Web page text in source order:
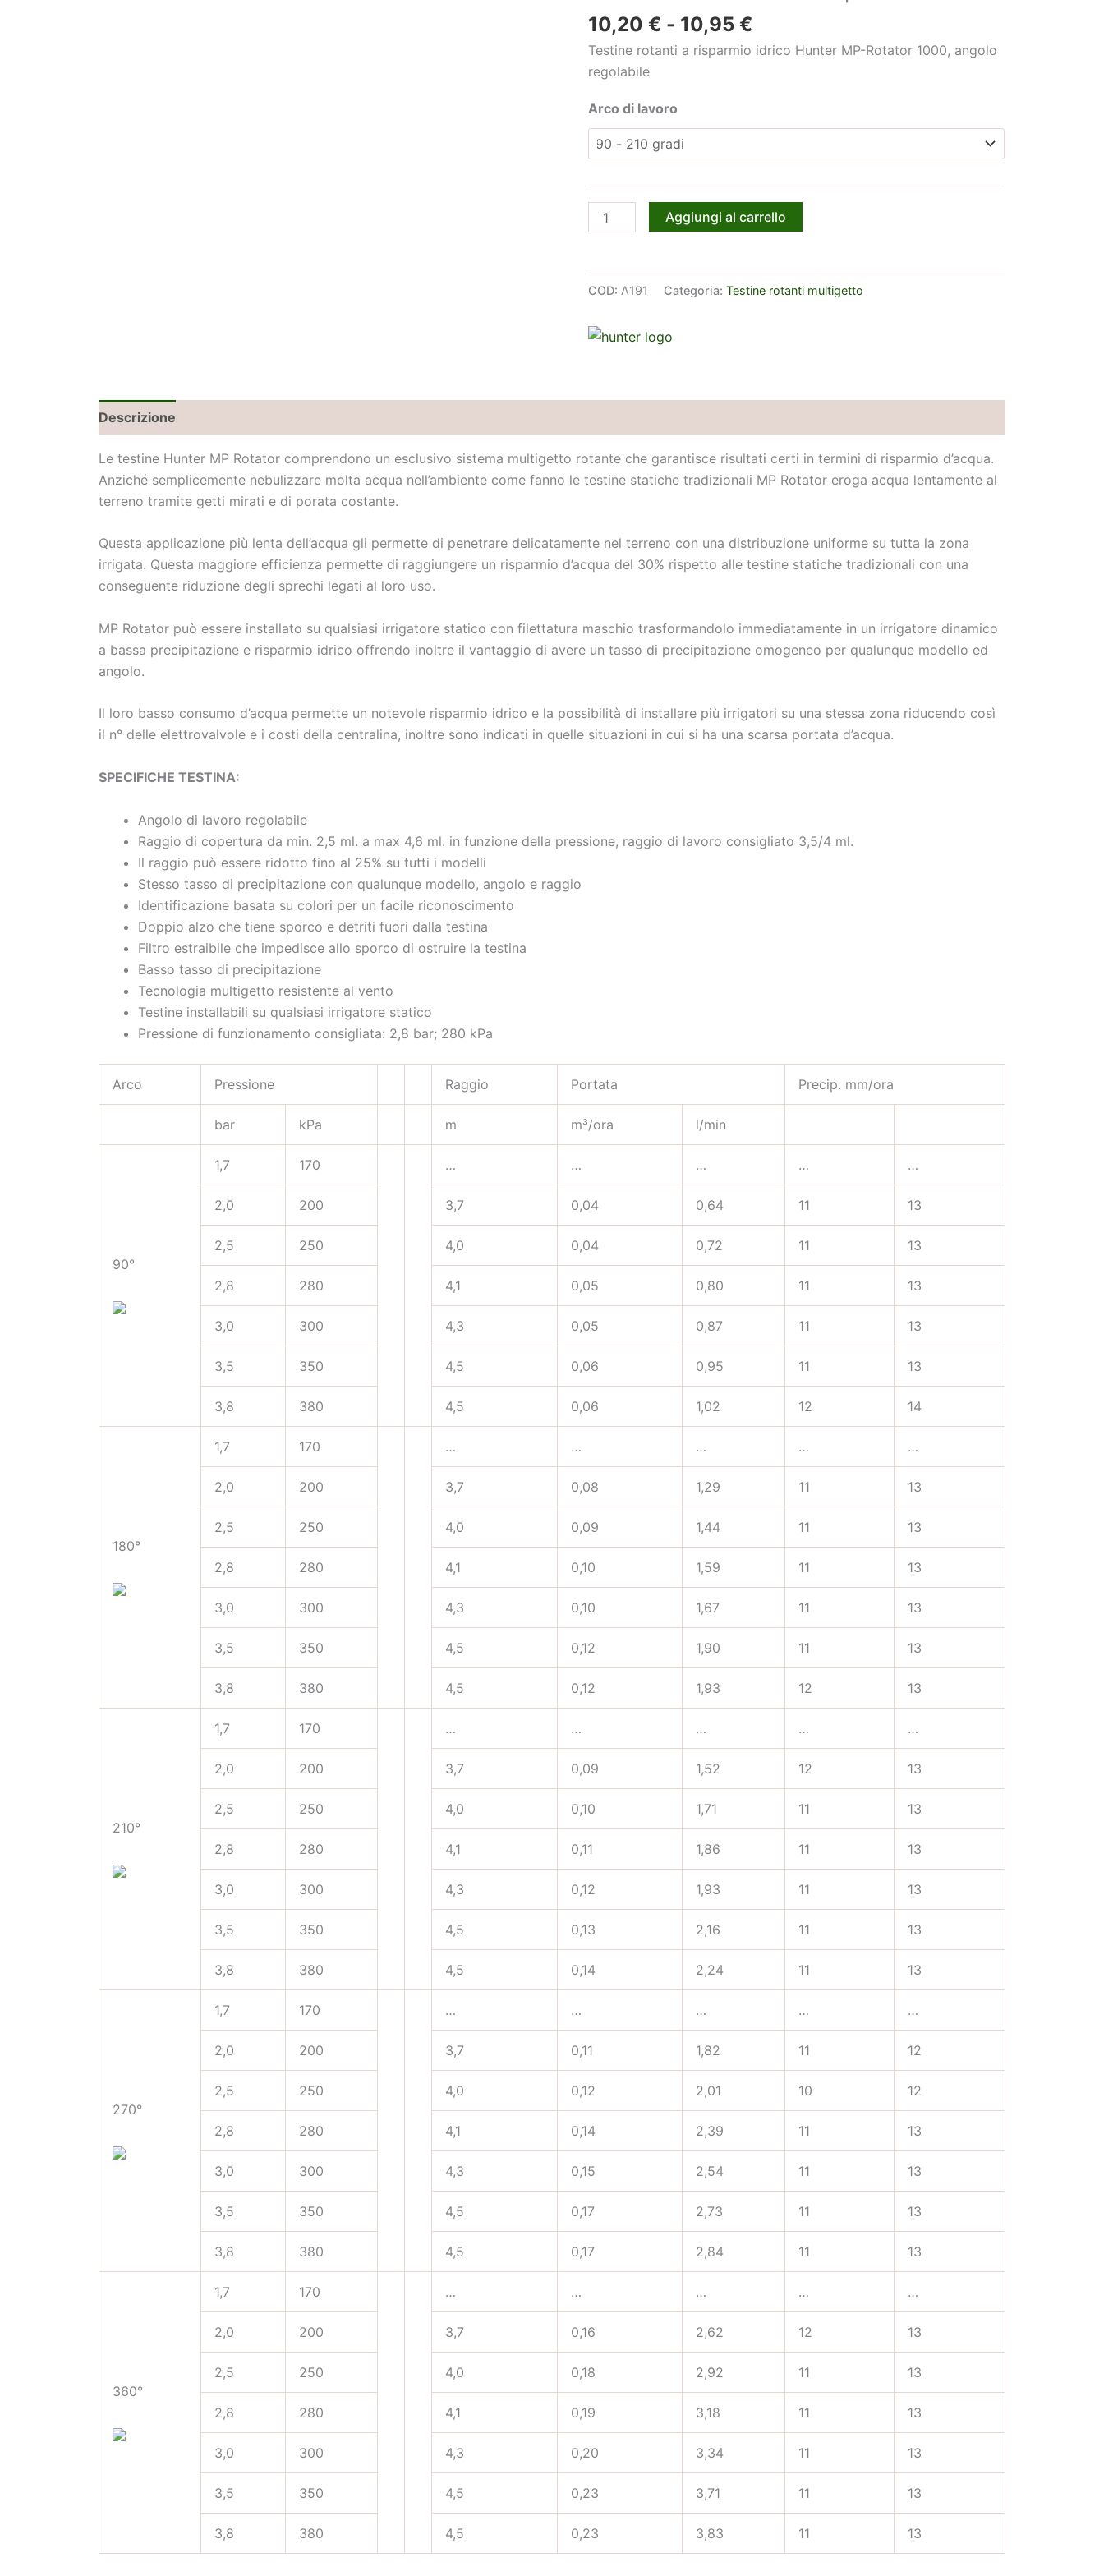
10,20€ - 10,95€
di
a
Testine rotanti a risparmio idrico Hunter MP-Rotator 1000, angolo
regolabile
Arco di lavoro
Testina
Rotante
Mp-
Rotator
quantità
Aggiungi al carrello
COD:A191 Categoria:Testine rotanti multigetto
Descrizione
Le testine Hunter MP Rotator comprendono un esclusivo sistema multigetto rotante che garantisce risultati certi in termini di risparmio d’acqua.
Anziché semplicemente nebulizzare molta acqua nell’ambiente come fanno le testine statiche tradizionali MP Rotator eroga acqua lentamente al
terreno tramite getti mirati e di porata costante.
Questa applicazione più lenta dell’acqua gli permette di penetrare delicatamente nel terreno con una distribuzione uniforme su tutta la zona
irrigata. Questa maggiore efficienza permette di raggiungere un risparmio d’acqua del 30% rispetto alle testine statiche tradizionali con una
conseguente riduzione degli sprechi legati al loro uso.
MP Rotator può essere installato su qualsiasi irrigatore statico con filettatura maschio trasformandolo immediatamente in un irrigatore dinamico
a bassa precipitazione e risparmio idrico offrendo inoltre il vantaggio di avere un tasso di precipitazione omogeneo per qualunque modello ed
angolo.
Il loro basso consumo d’acqua permette un notevole risparmio idrico e la possibilità di installare più irrigatori su una stessa zona riducendo così
il n° delle elettrovalvole e i costi della centralina, inoltre sono indicati in quelle situazioni in cui si ha una scarsa portata d’acqua.
SPECIFICHE TESTINA:
Angolo di lavoro regolabile
Raggio di copertura da min. 2,5 ml. a max 4,6 ml. in funzione della pressione, raggio di lavoro consigliato 3,5/4 ml.
Il raggio può essere ridotto fino al 25% su tutti i modelli
Stesso tasso di precipitazione con qualunque modello, angolo e raggio
Identificazione basata su colori per un facile riconoscimento
Doppio alzo che tiene sporco e detriti fuori dalla testina
Filtro estraibile che impedisce allo sporco di ostruire la testina
Basso tasso di precipitazione
Tecnologia multigetto resistente al vento
Testine installabili su qualsiasi irrigatore statico
Pressione di funzionamento consigliata: 2,8 bar; 280 kPa
Arco Pressione Raggio Portata Precip. mm/ora
bar kPa m m³/ora l/min
90°
1,7 170 … … … … …
2,0 200 3,7 0,04 0,64 11 13
2,5 250 4,0 0,04 0,72 11 13
2,8 280 4,1 0,05 0,80 11 13
3,0 300 4,3 0,05 0,87 11 13
3,5 350 4,5 0,06 0,95 11 13
3,8 380 4,5 0,06 1,02 12 14
180°
1,7 170 … … … … …
2,0 200 3,7 0,08 1,29 11 13
2,5 250 4,0 0,09 1,44 11 13
2,8 280 4,1 0,10 1,59 11 13
3,0 300 4,3 0,10 1,67 11 13
3,5 350 4,5 0,12 1,90 11 13
3,8 380 4,5 0,12 1,93 12 13
210°
1,7 170 … … … … …
2,0 200 3,7 0,09 1,52 12 13
2,5 250 4,0 0,10 1,71 11 13
2,8 280 4,1 0,11 1,86 11 13
3,0 300 4,3 0,12 1,93 11 13
3,5 350 4,5 0,13 2,16 11 13
3,8 380 4,5 0,14 2,24 11 13
270°
1,7 170 … … … … …
2,0 200 3,7 0,11 1,82 11 12
2,5 250 4,0 0,12 2,01 10 12
2,8 280 4,1 0,14 2,39 11 13
3,0 300 4,3 0,15 2,54 11 13
3,5 350 4,5 0,17 2,73 11 13
3,8 380 4,5 0,17 2,84 11 13
360°
1,7 170 … … … … …
2,0 200 3,7 0,16 2,62 12 13
2,5 250 4,0 0,18 2,92 11 13
2,8 280 4,1 0,19 3,18 11 13
3,0 300 4,3 0,20 3,34 11 13
3,5 350 4,5 0,23 3,71 11 13
3,8 380 4,5 0,23 3,83 11 13